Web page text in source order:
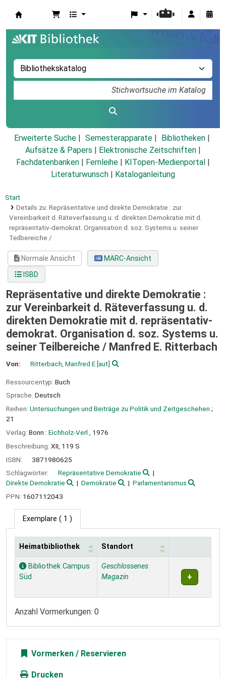
Erweiterte Suche Semesterapparate
Bibliotheken
Aufsätze & Papers
Elektronische Zeitschriften
Fachdatenbanken
Fernleihe KITopen-Medienportal
Literaturwunsch
Kataloganleitung
Start
Details zu: Repräsentative und direkte Demokratie : zur
Vereinbarkeit d. Räteverfassung u. d. direkten Demokratie mit d.
repräsentativ-demokrat. Organisation d. soz. Systems u. seiner
Teilbereiche /
Normale Ansicht
MARC-Ansicht
ISBD
Repräsentative und direkte Demokratie :
zur Vereinbarkeit d. Räteverfassung u. d.
direkten Demokratie mit d. repräsentativ-
demokrat. Organisation d. soz. Systems u.
seiner Teilbereiche / Manfred E. Ritterbach
Von: Ritterbach, Manfred E[aut]
Ressourcentyp: Buch
Sprache: Deutsch
Reihen: Untersuchungen und Beiträge zu Politik und Zeitgeschehen ;
21
Verlag: Bonn : Eichholz-Verl.,
1976
Beschreibung: XII, 119 S
ISBN:
3871980625
Schlagwörter:
Repräsentative Demokratie
Direkte Demokratie
Demokratie
Parlamentarismus
PPN: 1607112043
Exemplare ( 1 )
Exemplare
Heimatbibliothek Standort
Bibliothek Campus
Süd
Geschlossenes
Magazin
Anzahl Vormerkungen: 0
Vormerken
Drucken